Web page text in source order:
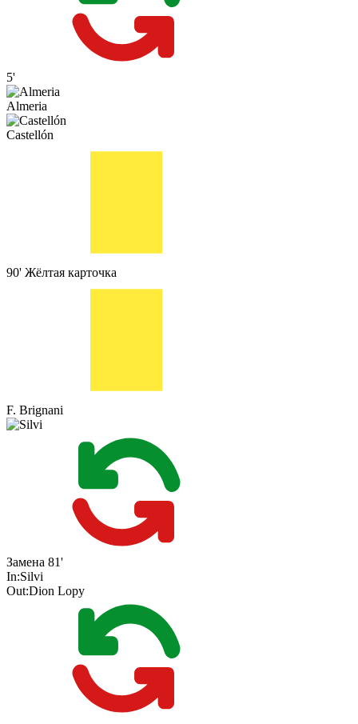
5'
Almeria
Castellón
90' Жёлтая карточка
F. Brignani
Замена 81'
In:Silvi
Out:Dion Lopy